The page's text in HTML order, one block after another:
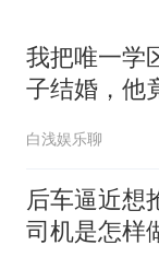
我把唯一学
子结婚，他
白浅娱乐聊
后车逼近想
司机是怎样